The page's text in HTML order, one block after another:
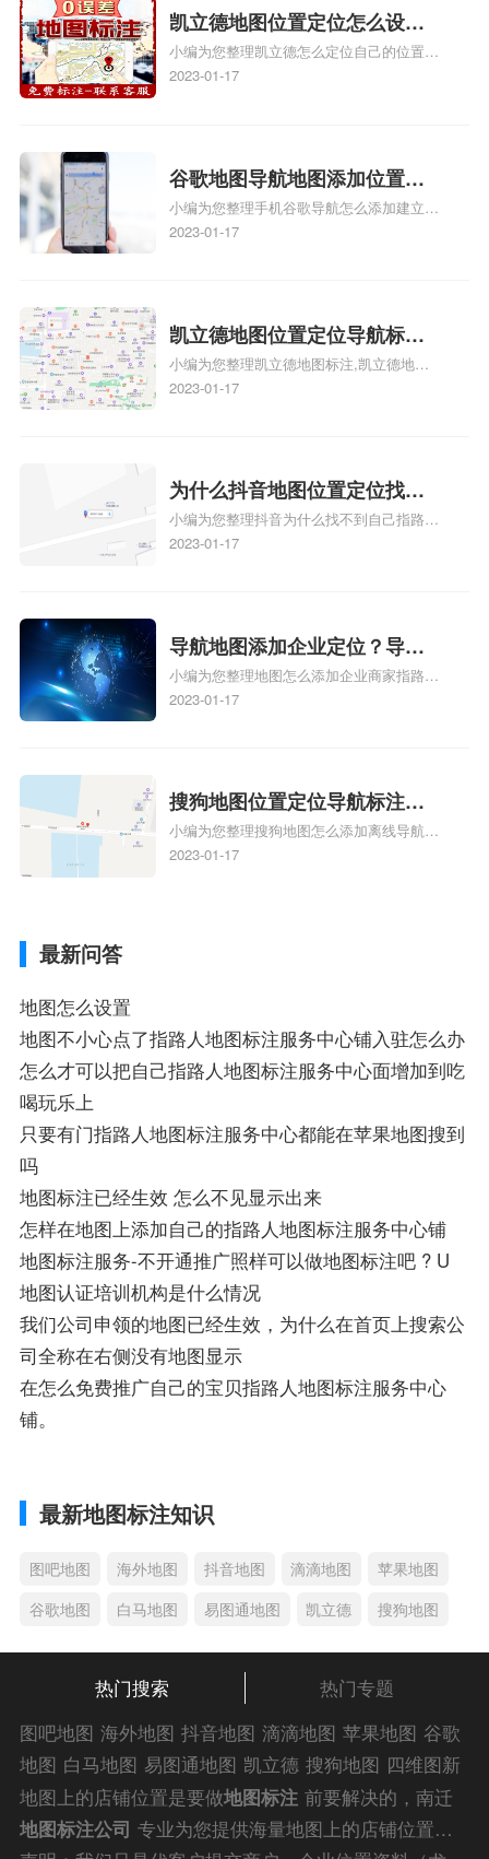
门指路人地图标注服务中心地址标注上地图
怎么弄相关地图标注知识，详情可查看下方
正文！
凯立德地图位置定位怎么设置
自己的指路人地图标注服务中
心名？凯立德地图位置定位怎
小编为您整理凯立德怎么定位自己的位置
啊、手机凯立德地图定位怎么设置往上走、
地图标注服务中心铺招牌相关地图标注知
识，详情可查看下方正文！
2023-01-17
谷歌地图导航地图添加位置？
添加谷歌地图导航位置？
小编为您整理手机谷歌导航怎么添加建立多
人位置、如何在地图，谷歌地图添加公司位
2023-01-17
凯立德地图位置定位导航标
注？凯立德地图位置定位,导航,
标注？
小编为您整理凯立德地图标注,凯立德地图
标注怎么做啊、凯立德地图标注,凯立德地
相关地图标注知识，详情可查看下方正文！
2023-01-17
为什么抖音地图位置定位找不
到了？抖音为什么找不到当前
定位了？
小编为您整理抖音为什么找不到自己指路人
地图标注服务中心铺的位置、地图位置更新
服务中心位置、抖音突然不显示定位了相关
地图标注知识，详情可查看下方正文！
2023-01-17
导航地图添加企业定位？导航
定位企业？
小编为您整理地图怎么添加企业商家指路人
地图标注服务中心铺名称、地图怎么添加企
添加企业、地图如何添加企业相关地图标注
知识，详情可查看下方正文！
2023-01-17
搜狗地图位置定位导航标注？
搜狗地图位置定位,导航,标注？
小编为您整理搜狗地图怎么添加离线导航搜
狗地图离线导航怎么用、搜狗地图导航卫星
2023-01-17
最新问答
地图怎么设置
地图不小心点了指路人地图标注服务中心铺入驻怎么办
怎么才可以把自己指路人地图标注服务中心面增加到吃
喝玩乐上
只要有门指路人地图标注服务中心都能在苹果地图搜到
吗
地图标注已经生效 怎么不见显示出来
怎样在地图上添加自己的指路人地图标注服务中心铺
地图标注服务-不开通推广照样可以做地图标注吧 ? U
地图认证培训机构是什么情况
我们公司申领的地图已经生效，为什么在首页上搜索公
司全称在右侧没有地图显示
在怎么免费推广自己的宝贝指路人地图标注服务中心
铺。
最新地图标注知识
图吧地图 海外地图 抖音地图 滴滴地图
苹果地图
谷歌地图
白马地图 易图通地图 凯立德 搜狗地图
热门搜索
热门专题
图吧地图 海外地图 抖音地图 滴滴地图 苹果地图 谷歌
地图 白马地图 易图通地图 凯立德 搜狗地图 四维图新
地图 车载地图 导航地图 手机地图 搜搜地图 好搜地图
老虎地图 电子地图 卫星地图 美团地图 大众点评地图
地图上的店铺位置是要做地图标注 前要解决的，南迁
地图标注公司 专业为您提供海量地图上的店铺位置解